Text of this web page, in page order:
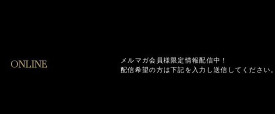
ONLINE
メルマガ会員様限定情報配信中！
配信希望の方は下記を入力し送信してください。